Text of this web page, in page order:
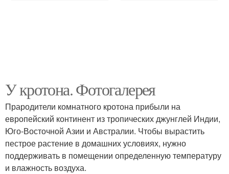
У кротона. Фотогалерея
Прародители комнатного кротона прибыли на
европейский континент из тропических джунглей Индии,
Юго-Восточной Азии и Австралии. Чтобы вырастить
пестрое растение в домашних условиях, нужно
поддерживать в помещении определенную температуру
и влажность воздуха.